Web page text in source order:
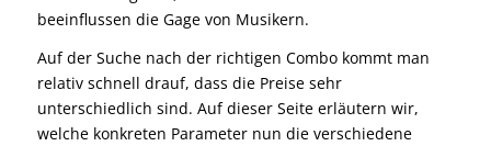
beeinflussen die Gage von Musikern.
Auf der Suche nach der richtigen Combo kommt man
relativ schnell drauf, dass die Preise sehr
unterschiedlich sind. Auf dieser Seite erläutern wir,
welche konkreten Parameter nun die verschiedene